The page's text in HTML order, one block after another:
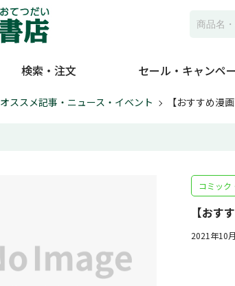
検索・注文 セール・キャンペ
オススメ記事・ニュース・イベント 【おすすめ漫
コミック
【おす
2021年10